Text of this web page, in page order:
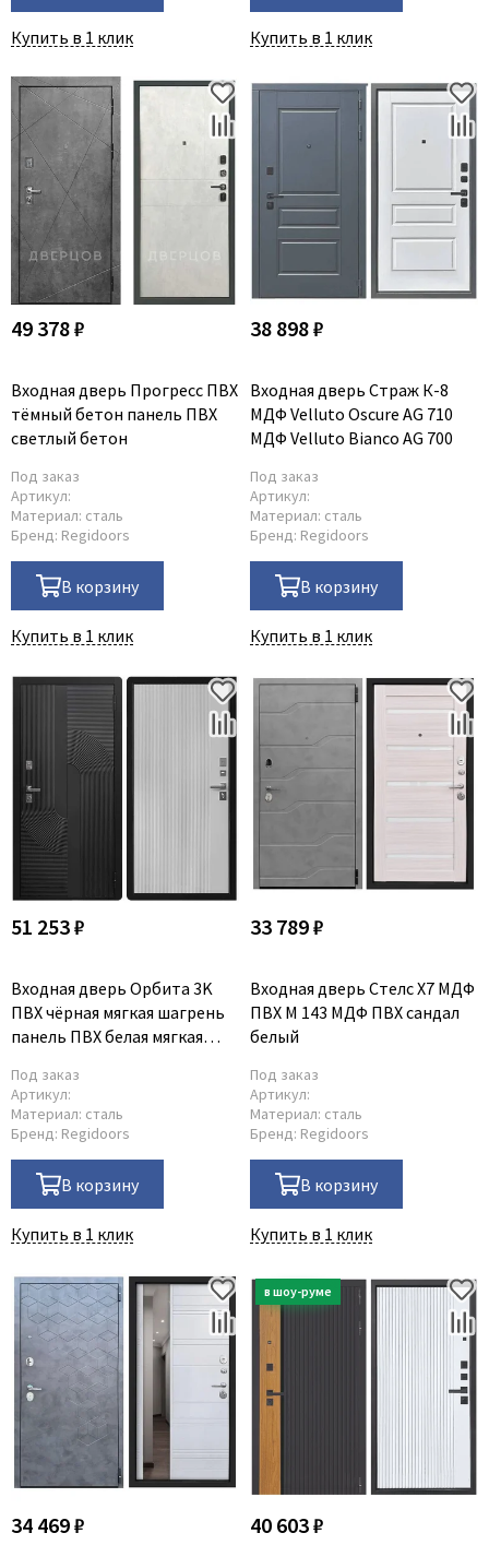
Купить в 1 клик Купить в 1 клик
49 378 ₽
Входная дверь Прогресс ПВХ
тёмный бетон панель ПВХ
светлый бетон
Под заказ
Артикул:
Материал: сталь
Бренд: Regidoors
В корзину
Купить в 1 клик
38 898 ₽
Входная дверь Страж К-8
МДФ Velluto Oscure AG 710
МДФ Velluto Bianco AG 700
Под заказ
Артикул:
Материал: сталь
Бренд: Regidoors
В корзину
Купить в 1 клик
51 253 ₽
Входная дверь Орбита 3K
ПВХ чёрная мягкая шагрень
панель ПВХ белая мягкая
Под заказ
Артикул:
Материал: сталь
Бренд: Regidoors
В корзину
Купить в 1 клик
33 789 ₽
Входная дверь Стелс Х7 МДФ
ПВХ М 143 МДФ ПВХ сандал
белый
Под заказ
Артикул:
Материал: сталь
Бренд: Regidoors
В корзину
Купить в 1 клик
34 469 ₽ 40 603 ₽